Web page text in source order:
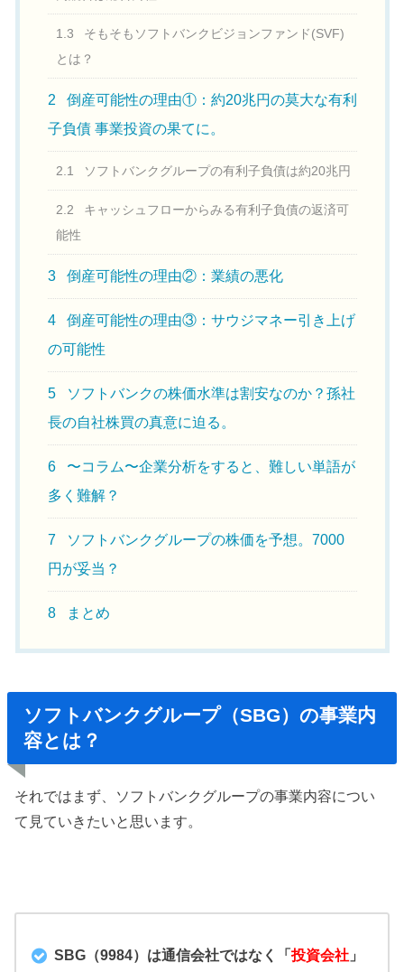
1.3
そもそもソフトバンクビジョンファンド(SVF)
とは？
2
倒産可能性の理由①：約20兆円の莫大な有利
子負債 事業投資の果てに。
2.1 ソフトバンクグループの有利子負債は約20兆円
2.2
キャッシュフローからみる有利子負債の返済可
能性
3 倒産可能性の理由②：業績の悪化
4
倒産可能性の理由③：サウジマネー引き上げ
の可能性
5
ソフトバンクの株価水準は割安なのか？孫社
長の自社株買の真意に迫る。
6
〜コラム〜企業分析をすると、難しい単語が
多く難解？
7
ソフトバンクグループの株価を予想。7000
円が妥当？
8 まとめ
ソフトバンクグループ（SBG）の事業内
容とは？
それではまず、ソフトバンクグループの事業内容につい
て見ていきたいと思います。
SBG（9984）は通信会社ではなく「投資会社」